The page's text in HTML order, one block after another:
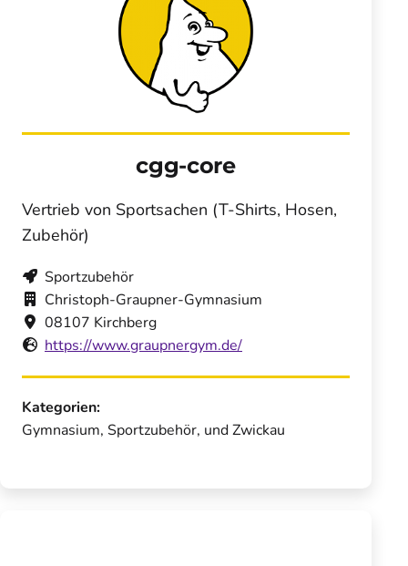
cgg-core
Vertrieb von Sportsachen (T-Shirts, Hosen,
Zubehör)
Sportzubehör
Christoph-Graupner-Gymnasium
08107 Kirchberg
https://www.graupnergym.de/
Kategorien:
Gymnasium, Sportzubehör, und Zwickau